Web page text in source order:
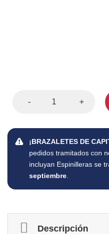
¡BRAZALETES DE
pedidos tramitados con
incluyan Espinilleras se
septiembre
Descripción